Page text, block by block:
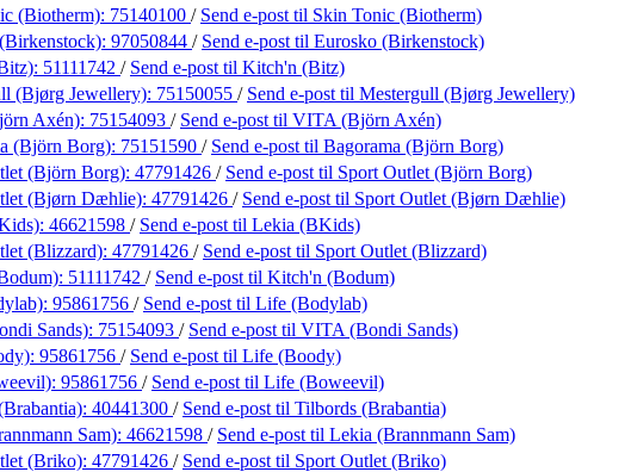
(Biotherm): 75140100 / Send e-post til Skin Tonic (Biotherm)
97050844 / Send e-post til Eurosko (Birkenstock)
51111742 / Send e-post til Kitch'n (Bitz)
(Bjørg Jewellery): 75150055 / Send e-post til Mestergull (Bjørg Jewellery)
Axén): 75154093 / Send e-post til VITA (Björn Axén)
(Björn Borg): 75151590 / Send e-post til Bagorama (Björn Borg)
(Björn Borg): 47791426 / Send e-post til Sport Outlet (Björn Borg)
(Bjørn Dæhlie): 47791426 / Send e-post til Sport Outlet (Bjørn Dæhlie)
46621598 / Send e-post til Lekia (BKids)
(Blizzard): 47791426 / Send e-post til Sport Outlet (Blizzard)
51111742 / Send e-post til Kitch'n (Bodum)
95861756 / Send e-post til Life (Bodylab)
Sands): 75154093 / Send e-post til VITA (Bondi Sands)
95861756 / Send e-post til Life (Boody)
95861756 / Send e-post til Life (Boweevil)
40441300 / Send e-post til Tilbords (Brabantia)
Sam): 46621598 / Send e-post til Lekia (Brannmann Sam)
(Briko): 47791426 / Send e-post til Sport Outlet (Briko)